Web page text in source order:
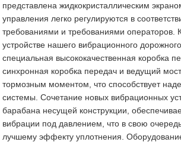
представлена жидкокристаллическим
управления легко регулируются в
требованиями и требованиями операторов.
устройстве нашего вибрационного
специальная высококачественная коробка
синхронная коробка передач и ведущий
тормозным моментом, что способствует
системы. Сочетание новых вибрационных
барабана несущей конструкции,
вибрации под давлением, что в свою
лучшему эффекту уплотнения.